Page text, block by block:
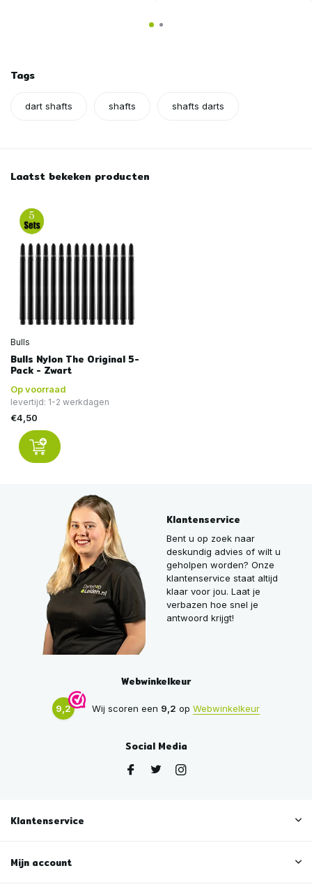
Tags
dart shafts shafts shafts darts
Laatst bekeken producten
Bulls
Bulls Nylon The Original 5-
Pack - Zwart
Op voorraad
levertijd: 1-2 werkdagen
€4,50
Klantenservice
Bent u op zoek naar
deskundig advies of wilt u
geholpen worden? Onze
klantenservice staat altijd
klaar voor jou. Laat je
verbazen hoe snel je
antwoord krijgt!
Webwinkelkeur
9,2 Wij scoren een 9,2 op Webwinkelkeur
Social Media
Klantenservice
Mijn account